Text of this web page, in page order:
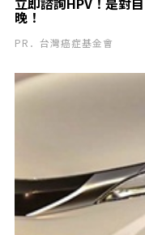
晚！
PR．台灣癌症基金會